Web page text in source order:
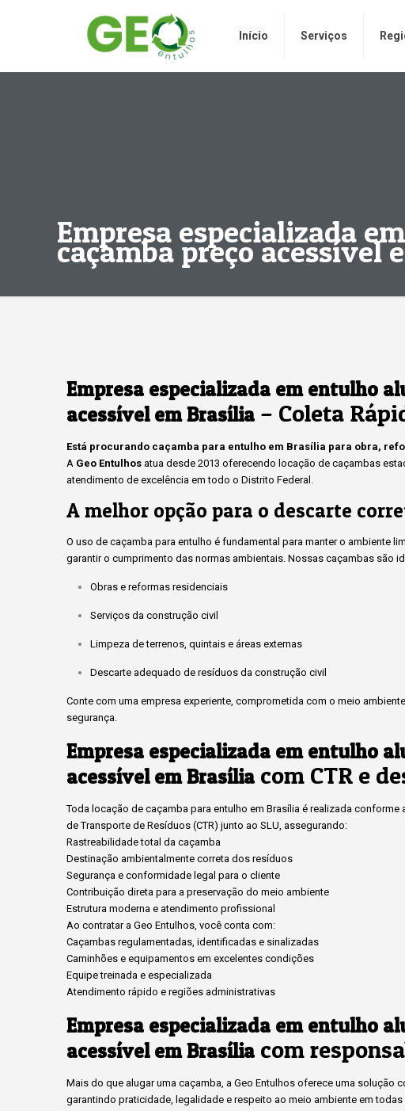
Início Serviços
Empresa especializada
caçamba preço acessível
Empresa especializada em entulho
acessível em Brasília – Coleta
Está procurando caçamba para entulho em Brasília para obra,
A Geo Entulhos atua desde 2013 oferecendo locação de caçambas
atendimento de excelência em todo o Distrito Federal.
A melhor opção para o descarte
O uso de caçamba para entulho é fundamental para manter o ambiente
garantir o cumprimento das normas ambientais. Nossas caçambas são
Obras e reformas residenciais
Serviços da construção civil
Limpeza de terrenos, quintais e áreas externas
Descarte adequado de resíduos da construção civil
Conte com uma empresa experiente, comprometida com o meio
segurança.
Empresa especializada em entulho
acessível em Brasília com CTR e
Toda locação de caçamba para entulho em Brasília é realizada conforme
de Transporte de Resíduos (CTR) junto ao SLU, assegurando:
Rastreabilidade total da caçamba
Destinação ambientalmente correta dos resíduos
Segurança e conformidade legal para o cliente
Contribuição direta para a preservação do meio ambiente
Estrutura moderna e atendimento profissional
Ao contratar a Geo Entulhos, você conta com:
Caçambas regulamentadas, identificadas e sinalizadas
Caminhões e equipamentos em excelentes condições
Equipe treinada e especializada
Atendimento rápido e regiões administrativas
Empresa especializada em entulho
acessível em Brasília com
Mais do que alugar uma caçamba, a Geo Entulhos oferece uma solução
garantindo praticidade, legalidade e respeito ao meio ambiente em